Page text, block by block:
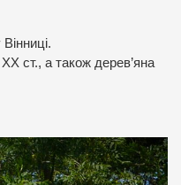
ст., а також дерев’яна